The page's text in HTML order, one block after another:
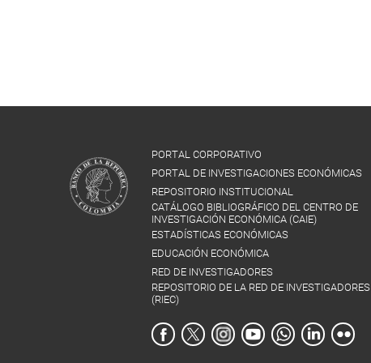
PORTAL CORPORATIVO
PORTAL DE INVESTIGACIONES ECONÓMICAS
REPOSITORIO INSTITUCIONAL
CATÁLOGO BIBLIOGRÁFICO DEL CENTRO DE
INVESTIGACIÓN ECONÓMICA (CAIE)
ESTADÍSTICAS ECONÓMICAS
EDUCACIÓN ECONÓMICA
RED DE INVESTIGADORES
REPOSITORIO DE LA RED DE INVESTIGADORES
(RIEC)